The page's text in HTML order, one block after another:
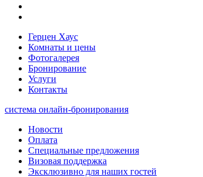
Герцен Хаус
Комнаты и цены
Фотогалерея
Бронирование
Услуги
Контакты
система онлайн-бронирования
Новости
Оплата
Специальные предложения
Визовая поддержка
Эксклюзивно для наших гостей